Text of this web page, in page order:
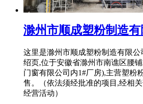
滁州市顺成塑粉制造有
这里是滁州市顺成塑粉制造有限
绍页,位于安徽省滁州市南谯区腰
门窗有限公司内1#厂房),主营塑粉
售。（依法须经批准的项目,经相
经营活动）